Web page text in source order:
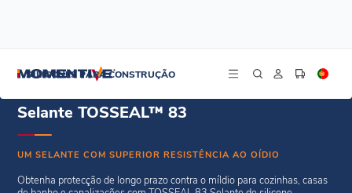
SILICONES PARA CONSTRUÇÃO
Selante TOSSEAL™ 83
UM SELANTE COM SUPERIOR RESISTÊNCIA AO OÍDIO
Obtenha protecção de longo prazo contra o míldio para cozinhas, casas